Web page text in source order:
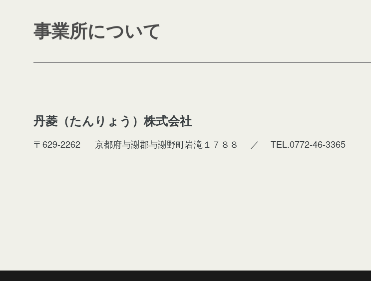
事業所について
丹菱（たんりょう）株式会社
〒629-2262 京都府与謝郡与謝野町岩滝１７８８ ／ TEL.0772-46-3365